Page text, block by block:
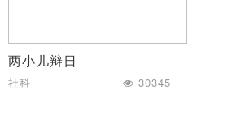
两小儿辩日
社科 30345